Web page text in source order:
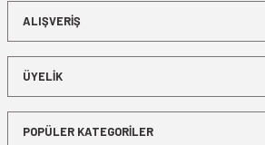
ALIŞVERİŞ
ÜYELİK
POPÜLER KATEGORİLER